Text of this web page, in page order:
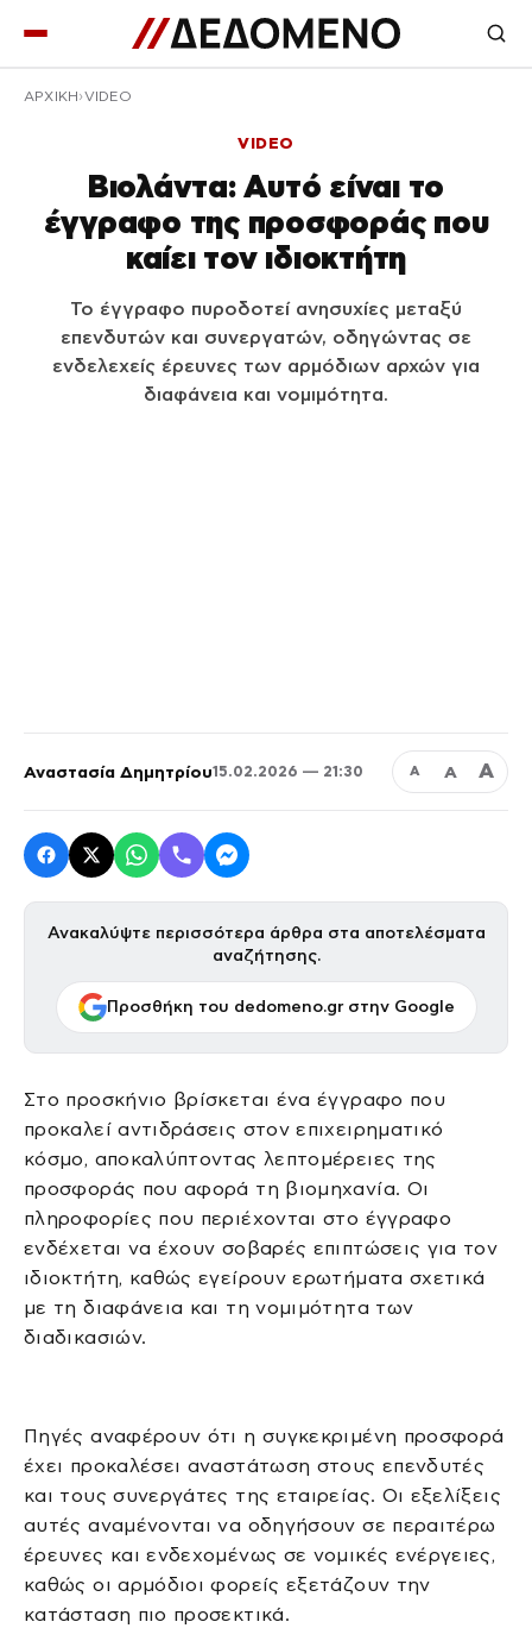
ΑΡΧΙΚΉ VIDEO
VIDEO
Βιολάντα: Aυτό είναι το
έγγραφο της προσφοράς που
καίει τον ιδιοκτήτη
Το έγγραφο πυροδοτεί ανησυχίες μεταξύ
επενδυτών και συνεργατών, οδηγώντας σε
ενδελεχείς έρευνες των αρμόδιων αρχών για
διαφάνεια και νομιμότητα.
Αναστασία Δημητρίου15.02.2026 — 21:30 Α Α Α
Ανακαλύψτε περισσότερα άρθρα στα αποτελέσματα
αναζήτησης.
Προσθήκη του dedomeno.gr στην Google
Στο προσκήνιο βρίσκεται ένα έγγραφο που
προκαλεί αντιδράσεις στον επιχειρηματικό
κόσμο, αποκαλύπτοντας λεπτομέρειες της
προσφοράς που αφορά τη βιομηχανία. Οι
πληροφορίες που περιέχονται στο έγγραφο
ενδέχεται να έχουν σοβαρές επιπτώσεις για τον
ιδιοκτήτη, καθώς εγείρουν ερωτήματα σχετικά
με τη διαφάνεια και τη νομιμότητα των
διαδικασιών.
Πηγές αναφέρουν ότι η συγκεκριμένη προσφορά
έχει προκαλέσει αναστάτωση στους επενδυτές
και τους συνεργάτες της εταιρείας. Οι εξελίξεις
αυτές αναμένονται να οδηγήσουν σε περαιτέρω
έρευνες και ενδεχομένως σε νομικές ενέργειες,
καθώς οι αρμόδιοι φορείς εξετάζουν την
κατάσταση πιο προσεκτικά.